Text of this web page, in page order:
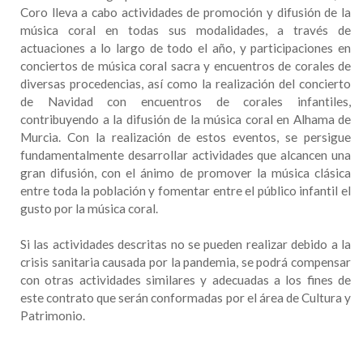
Coro lleva a cabo actividades de promoción y difusión de la
música coral en todas sus modalidades, a través de
actuaciones a lo largo de todo el año, y participaciones en
conciertos de música coral sacra y encuentros de corales de
diversas procedencias, así como la realización del concierto
de Navidad con encuentros de corales infantiles,
contribuyendo a la difusión de la música coral en Alhama de
Murcia. Con la realización de estos eventos, se persigue
fundamentalmente desarrollar actividades que alcancen una
gran difusión, con el ánimo de promover la música clásica
entre toda la población y fomentar entre el público infantil el
gusto por la música coral.
Si las actividades descritas no se pueden realizar debido a la
crisis sanitaria causada por la pandemia, se podrá compensar
con otras actividades similares y adecuadas a los fines de
este contrato que serán conformadas por el área de Cultura y
Patrimonio.